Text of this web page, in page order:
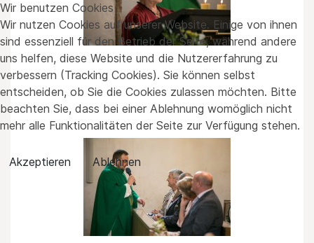
Wir benutzen Cookies
Wir nutzen Cookies auf unserer Website. Einige von ihnen
sind essenziell für den Betrieb der Seite, während andere
uns helfen, diese Website und die Nutzererfahrung zu
verbessern (Tracking Cookies). Sie können selbst
entscheiden, ob Sie die Cookies zulassen möchten. Bitte
beachten Sie, dass bei einer Ablehnung womöglich nicht
mehr alle Funktionalitäten der Seite zur Verfügung stehen.
Akzeptieren Ablehnen